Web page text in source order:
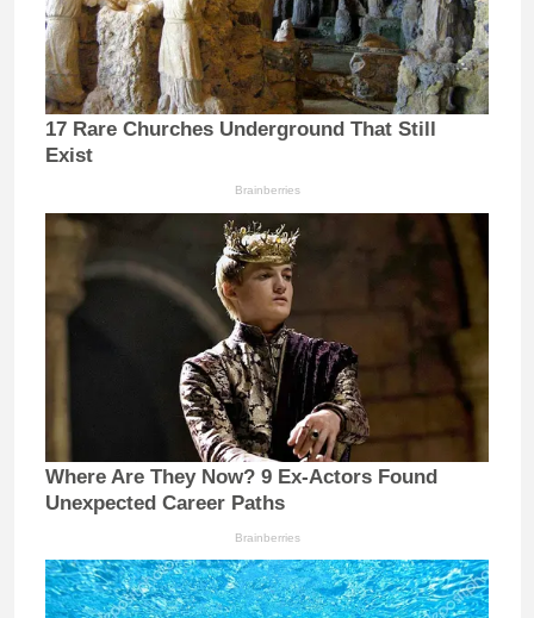
17 Rare Churches Underground That Still
Exist
Brainberries
Where Are They Now? 9 Ex-Actors Found
Unexpected Career Paths
Brainberries